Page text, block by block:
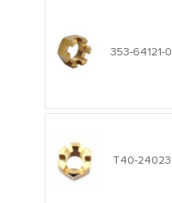
353-64121-0
T40-24023